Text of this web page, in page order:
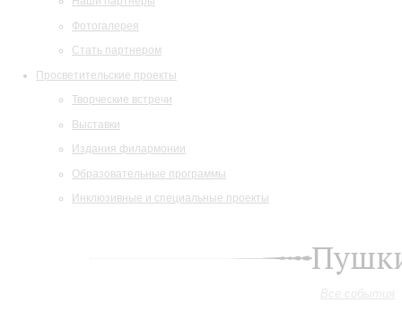
Фотогалерея
Стать партнером
Просветительские проекты
Творческие встречи
Выставки
Издания филармонии
Образовательные программы
Инклюзивные и специальные проекты
Все события